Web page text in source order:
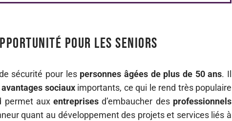
pour les seniors
sécurité pour les personnes âgées de plus de 50 ans. Il
avantages sociauximportants, ce qui le rend très populaire
permet auxentreprises d’embaucher des professionnels
quant au développement des projets et services liés à